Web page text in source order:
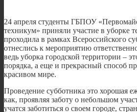
24 апреля студенты ГБПОУ
техникум» приняли участие в уборке
проходила в рамках Всероссийского
отнеслись к мероприятию
ведь уборка городской территории –
порядка, а еще и прекрасный способ
красивом мире.
Проведение субботника это хорошая
как, проявляя заботу о небольшом
учатся заботиться о своем городе,